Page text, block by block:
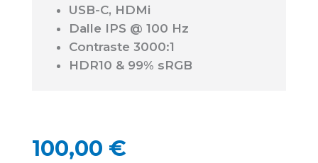
USB-C, HDMi
Dalle IPS @ 100 Hz
Contraste 3000:1
HDR10 & 99% sRGB
100,00 €